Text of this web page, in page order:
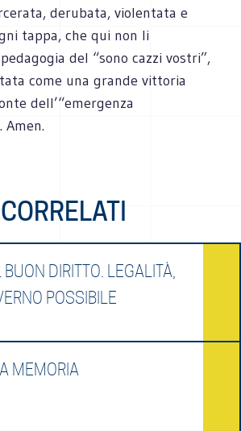
derubata, violentata e
tappa, che qui non li
del “sono cazzi vostri”,
come una grande vittoria
dell’“emergenza
Amen.
DIRITTO. LEGALITÀ,
POSSIBILE
MEMORIA